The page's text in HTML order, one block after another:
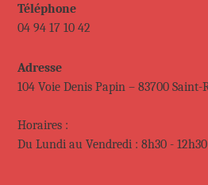
Téléphone
04 94 17 10 42
Adresse
104 Voie Denis Papin – 83700 Saint-
Horaires :
Du Lundi au Vendredi : 8h30 -